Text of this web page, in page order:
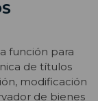
función para
de títulos
modificación
de bienes